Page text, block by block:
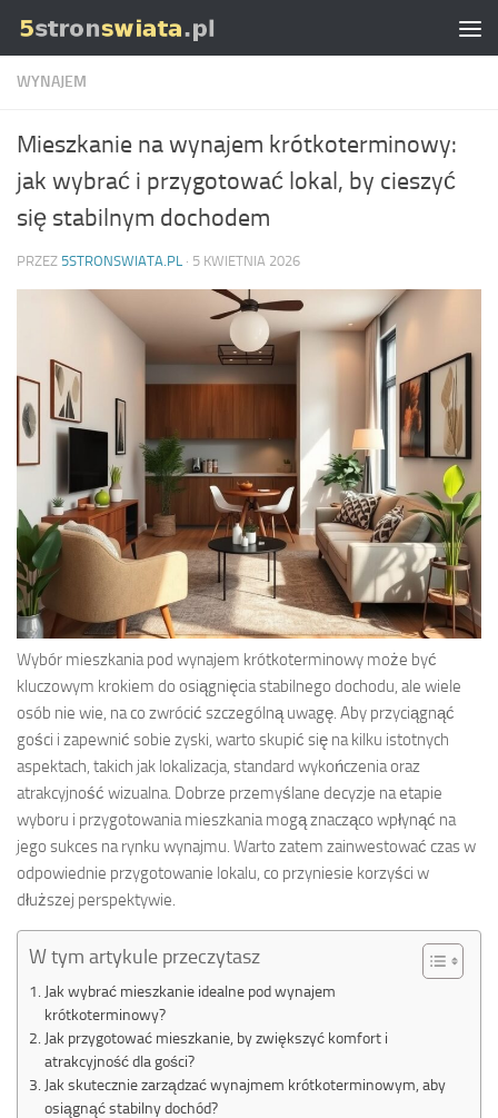
Skip to content
WYNAJEM
Mieszkanie na wynajem krótkoterminowy:
jak wybrać i przygotować lokal, by cieszyć
się stabilnym dochodem
PRZEZ 5STRONSWIATA.PL · 5 KWIETNIA 2026
Wybór mieszkania pod wynajem krótkoterminowy może być
kluczowym krokiem do osiągnięcia stabilnego dochodu, ale wiele
osób nie wie, na co zwrócić szczególną uwagę. Aby przyciągnąć
gości i zapewnić sobie zyski, warto skupić się na kilku istotnych
aspektach, takich jak lokalizacja, standard wykończenia oraz
atrakcyjność wizualna. Dobrze przemyślane decyzje na etapie
wyboru i przygotowania mieszkania mogą znacząco wpłynąć na
jego sukces na rynku wynajmu. Warto zatem zainwestować czas w
odpowiednie przygotowanie lokalu, co przyniesie korzyści w
dłuższej perspektywie.
W tym artykule przeczytasz
Jak wybrać mieszkanie idealne pod wynajem
krótkoterminowy?
Jak przygotować mieszkanie, by zwiększyć komfort i
atrakcyjność dla gości?
Jak skutecznie zarządzać wynajmem krótkoterminowym, aby
osiągnąć stabilny dochód?